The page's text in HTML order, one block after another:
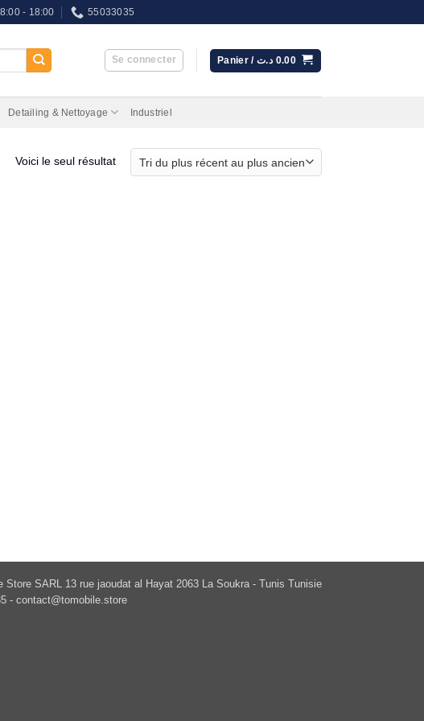
- 18:00 55033035
Se connecter Panier / 0.00 د.ت
Detailing & Nettoyage Industriel
Voici le seul résultat
Store SARL 13 rue jaoudat al Hayat 2063 La Soukra - Tunis Tunisie
- contact@tomobile.store